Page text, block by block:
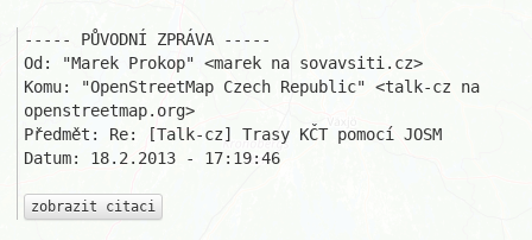
----- PŮVODNÍ ZPRÁVA -----
Od: "Marek Prokop" <marek na sovavsiti.cz>
Komu: "OpenStreetMap Czech Republic" <talk-cz na
openstreetmap.org>
Předmět: Re: [Talk-cz] Trasy KČT pomocí JOSM
Datum: 18.2.2013 - 17:19:46
zobrazit citaci